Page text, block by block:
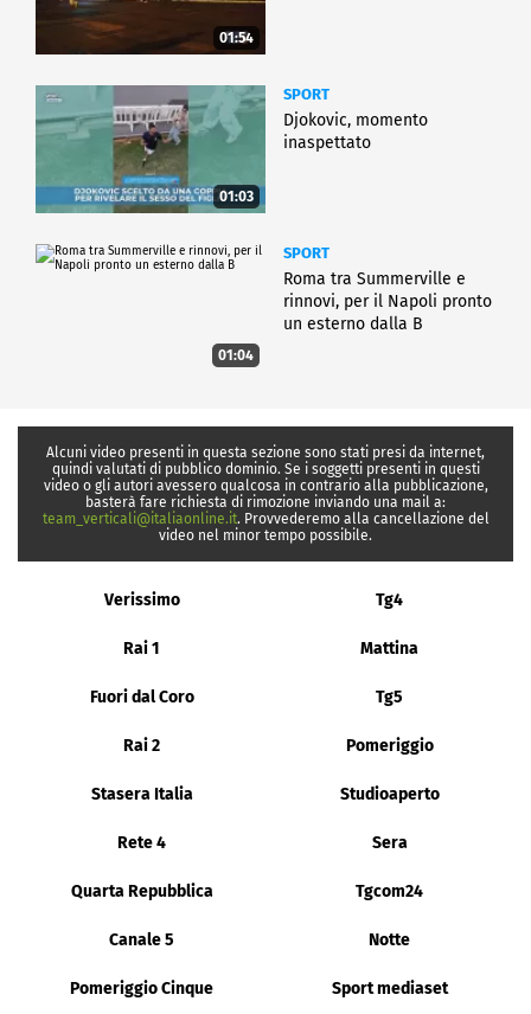
01:54
01:03
SPORT
Djokovic, momento
inaspettato
01:04
SPORT
Roma tra Summerville e
rinnovi, per il Napoli pronto
un esterno dalla B
Alcuni video presenti in questa sezione sono stati presi da internet,
quindi valutati di pubblico dominio. Se i soggetti presenti in questi
video o gli autori avessero qualcosa in contrario alla pubblicazione,
basterà fare richiesta di rimozione inviando una mail a:
team_verticali@italiaonline.it. Provvederemo alla cancellazione del
video nel minor tempo possibile.
Verissimo Tg4
Rai 1 Mattina
Fuori dal Coro Tg5
Rai 2 Pomeriggio
Stasera Italia Studioaperto
Rete 4 Sera
Quarta Repubblica Tgcom24
Canale 5 Notte
Pomeriggio Cinque Sport mediaset